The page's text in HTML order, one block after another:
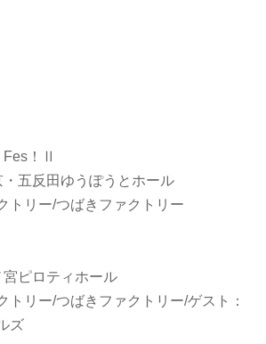
Fes！Ⅱ
五反田ゆうぽうとホール
トリー/つばきファクトリー
宮ピロティホール
トリー/つばきファクトリー/ゲスト：
ズ